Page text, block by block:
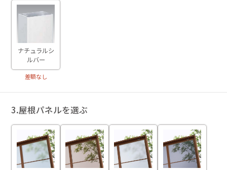
ナチュラルシ
ルバー
差額なし
3.屋根パネルを選ぶ